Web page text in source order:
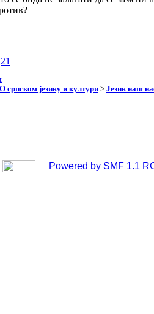
21
О српском језику и култури > Језик наш
Powered by SMF 1.1